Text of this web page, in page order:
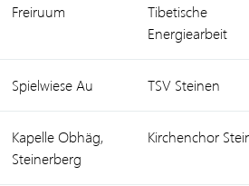
Freiruum
Tibetische
Energiearbeit
Spielwiese Au TSV Steinen
Kapelle Obhäg,
Steinerberg
Kirchenchor